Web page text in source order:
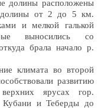
долины расположены
от 2 до 5 км.
и мелкой галькой
выносились со
брала начало р.
климата во второй
развитию
ярусах гор.
Кубани и Теберды до